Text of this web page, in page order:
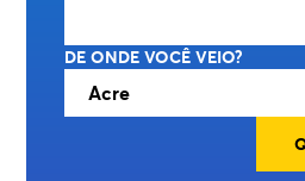
DE ONDE VOCÊ VEIO?